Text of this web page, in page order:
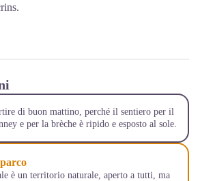
di buon mattino, perché il sentiero per il
e per la brèche è ripido e esposto al sole.
è un territorio naturale, aperto a tutti, ma